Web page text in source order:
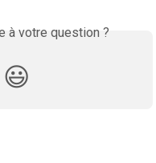
à votre question ?
😃